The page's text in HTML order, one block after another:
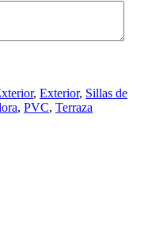
, Exterior, Sillas de
, PVC, Terraza